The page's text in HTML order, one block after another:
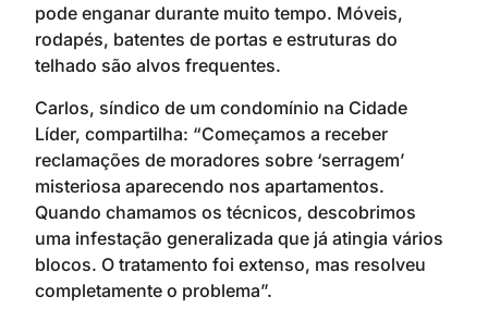
pode enganar durante muito tempo. Móveis,
rodapés, batentes de portas e estruturas do
telhado são alvos frequentes.
Carlos, síndico de um condomínio na Cidade
Líder, compartilha: “Começamos a receber
reclamações de moradores sobre ‘serragem’
misteriosa aparecendo nos apartamentos.
Quando chamamos os técnicos, descobrimos
uma infestação generalizada que já atingia vários
blocos. O tratamento foi extenso, mas resolveu
completamente o problema”.